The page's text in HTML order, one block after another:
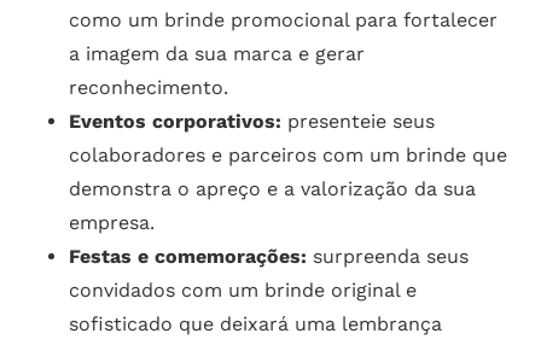
como um brinde promocional para fortalecer
a imagem da sua marca e gerar
reconhecimento.
Eventos corporativos: presenteie seus
colaboradores e parceiros com um brinde que
demonstra o apreço e a valorização da sua
empresa.
Festas e comemorações: surpreenda seus
convidados com um brinde original e
sofisticado que deixará uma lembrança